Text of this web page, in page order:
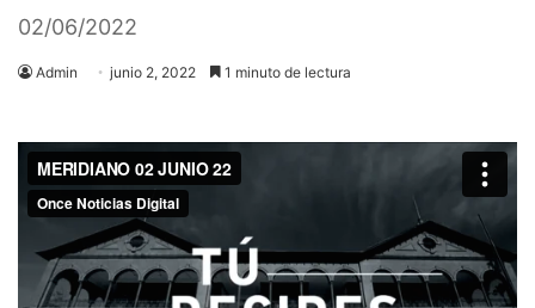
02/06/2022
Admin junio 2, 2022 1 minuto de lectura